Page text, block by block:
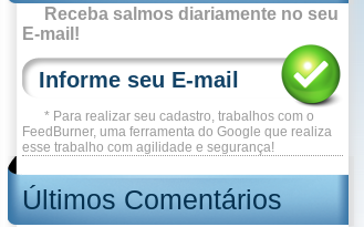
Receba salmos diariamente no seu
E-mail!
* Para realizar seu cadastro, trabalhos com o
FeedBurner, uma ferramenta do Google que realiza
esse trabalho com agilidade e segurança!
Últimos Comentários